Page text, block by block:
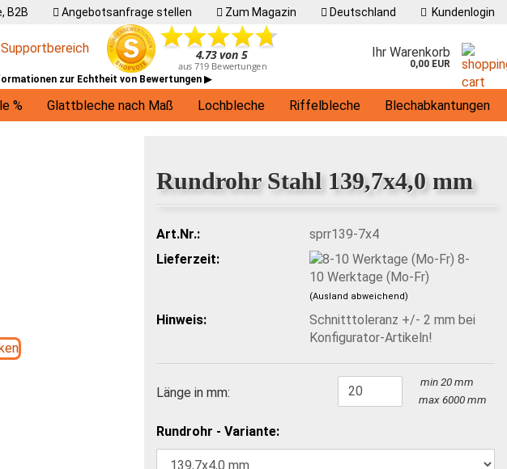
B2B Angebotsanfrage stellen Zum Magazin Deutschland Kundenlogin
zur Echtheit von Bewertungen ▶
Ihr Warenkorb
0,00 EUR
% Glattbleche nach Maß Lochbleche Riffelbleche Blechabkantungen
Rundrohr Stahl 139,7x4,0 mm
Art.Nr.:
sprr139-7x4
Lieferzeit:
8-
10 Werktage (Mo-Fr)
(Ausland abweichend)
Hinweis:
Schnitttoleranz +/- 2 mm bei
Konfigurator-Artikeln!
Länge in mm:
min 20 mm
max 6000 mm
Rundrohr - Variante: